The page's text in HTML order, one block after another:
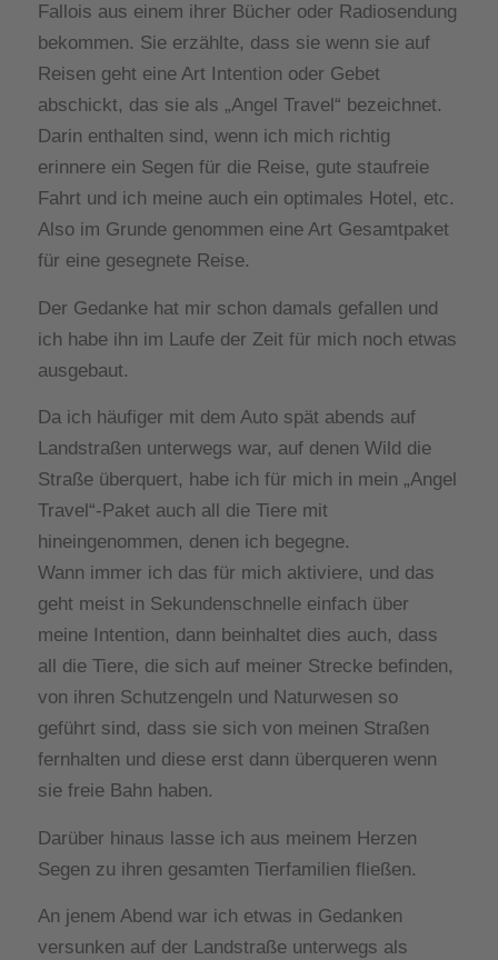
Fallois aus einem ihrer Bücher oder Radiosendung
bekommen. Sie erzählte, dass sie wenn sie auf
Reisen geht eine Art Intention oder Gebet
abschickt, das sie als „Angel Travel“ bezeichnet.
Darin enthalten sind, wenn ich mich richtig
erinnere ein Segen für die Reise, gute staufreie
Fahrt und ich meine auch ein optimales Hotel, etc.
Also im Grunde genommen eine Art Gesamtpaket
für eine gesegnete Reise.
Der Gedanke hat mir schon damals gefallen und
ich habe ihn im Laufe der Zeit für mich noch etwas
ausgebaut.
Da ich häufiger mit dem Auto spät abends auf
Landstraßen unterwegs war, auf denen Wild die
Straße überquert, habe ich für mich in mein „Angel
Travel“-Paket auch all die Tiere mit
hineingenommen, denen ich begegne.
Wann immer ich das für mich aktiviere, und das
geht meist in Sekundenschnelle einfach über
meine Intention, dann beinhaltet dies auch, dass
all die Tiere, die sich auf meiner Strecke befinden,
von ihren Schutzengeln und Naturwesen so
geführt sind, dass sie sich von meinen Straßen
fernhalten und diese erst dann überqueren wenn
sie freie Bahn haben.
Darüber hinaus lasse ich aus meinem Herzen
Segen zu ihren gesamten Tierfamilien fließen.
An jenem Abend war ich etwas in Gedanken
versunken auf der Landstraße unterwegs als